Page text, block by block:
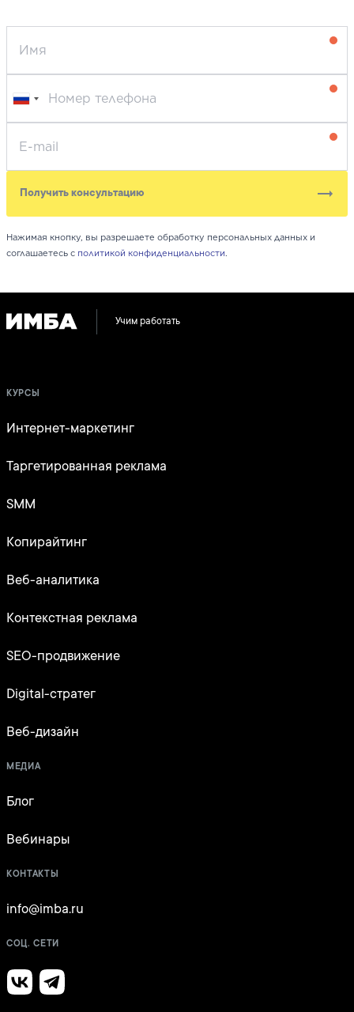
Получить консультацию
Нажимая кнопку, вы разрешаете обработку персональных данных и
соглашаетесь с политикой конфиденциальности.
Учим работать
КУРСЫ
Интернет-маркетинг
Таргетированная реклама
SMM
Копирайтинг
Веб-аналитика
Контекстная реклама
SEO-продвижение
Digital-стратег
Веб-дизайн
МЕДИА
Блог
Вебинары
КОНТАКТЫ
info@imba.ru
СОЦ. СЕТИ